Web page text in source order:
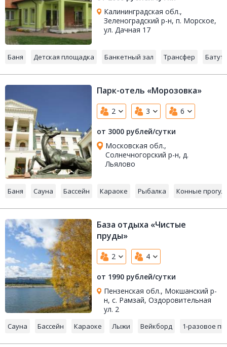
Калининградская обл.,
Зеленоградский р-н, п. Морское,
ул. Дачная 17
Баня Детская площадка Банкетный зал Трансфер
Парк-отель «Морозовка»
2 3 6
от 3000 рублей/сутки
Московская обл.,
Солнечногорский р-н, д.
Льялово
Баня Сауна Бассейн Караоке Рыбалка Конные
База отдыха «Чистые
пруды»
2 4
от 1990 рублей/сутки
Пензенская обл., Мокшанский р-
н, с. Рамзай, Оздоровительная
ул. 2
Сауна Бассейн Караоке Лыжи Вейкборд 1-разовое